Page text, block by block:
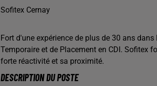
Sofitex Cernay
Fort d'une expérience de plus de 30 ans
Temporaire et de Placement en CDI. Sofitex
forte réactivité et sa proximité.
DESCRIPTION DU POSTE